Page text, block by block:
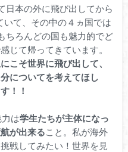
日本の外に飛び出してから
て、その中の４ヵ国では
ちろんどの国も魅力的でど
じて帰ってきています。
こそ世界に飛び出して、
についてを考えてほし
！！
は学生たちが主体になっ
が出来ること。私が海外
戦してみたい！世界を見